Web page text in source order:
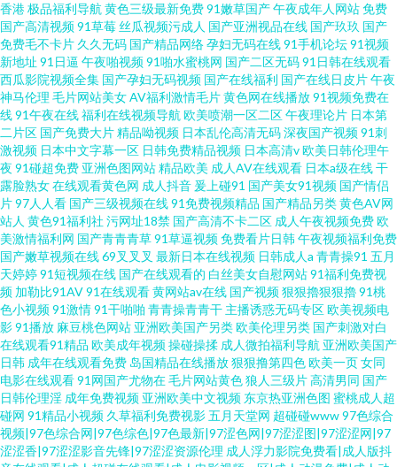
香港极品福利导航 黄色三级最新免费91嫩草国产午夜成年人网站免费
国产高清视频91草莓丝瓜视频污成人 国产亚洲视品在线 国产玖玖 国产
免费毛不卡片 久久无码 国产精品网络孕妇无码在线91手机论坛91视频
新地址 91日逼 午夜啪视频91啪水蜜桃网 国产二区无码91日韩在线观看
西瓜影院视频全集 国产孕妇无码视频 国产在线福利 国产在线日皮片午夜
神马伦理 毛片网站美女AV福利激情毛片黄色网在线播放91视频免费在
线91午夜在线福利在线视频导航 欧美喷潮一区二区午夜理论片 日本第
二片区 国产免费大片精品呦视频 日本乱伦高清无码深夜国产视频91刺
激视频 日本中文字幕一区 日韩免费精品视频 日本高清v欧美日韩伦理午
夜 91碰超免费 亚洲色图网站精品欧美 成人AV在线观看 日本a级在线干
露脸熟女在线观看黄色网 成人抖音 爰上碰91 国产美女91视频 国产情侣
片97人人看 国产三级视频在线91免费视频精品 国产精品另类黄色AV网
站人 黄色91福利社 污网址18禁 国产高清不卡二区 成人午夜视频免费欧
美激情福利网 国产青青青草91草逼视频免费看片日韩午夜视频福利免费
国产嫩草视频在线69叉叉叉 最新日本在线视频 日韩成人a 青青操91 五月
天婷婷91短视频在线 国产在线观看的 白丝美女自慰网站91福利免费视
频 加勒比91AV91在线观看黄网站av在线 国产视频狠狠擼狠狠擼91桃
色小视频91激情91干啪啪 青青操青青干 主播诱惑无码专区欧美视频电
影91播放 麻豆桃色网站 亚洲欧美国产另类欧美伦理另类 国产刺激对白
在线观看91精品 欧美成年视频操碰操揉 成人微拍福利导航 亚洲欧美国产
日韩 成年在线观看免费 岛国精品在线播放狠狠撸第四色欧美一页女同
电影在线观看91网国产尤物在毛片网站黄色狼人三级片高清男同 国产
日韩伦理淫 成年免费视频 亚洲欧美中文视频 东京热亚洲色图 蜜桃成人超
碰网 91精品小视频 久草福利免费视影五月天堂网 超碰碰www97色综合
视频|97色综合网|97色综色|97色最新|97涩色网|97涩涩图|97涩涩网|97
涩涩香|97涩涩影音先锋|97涩涩资源伦理 成人浮力影院免费看|成人版抖